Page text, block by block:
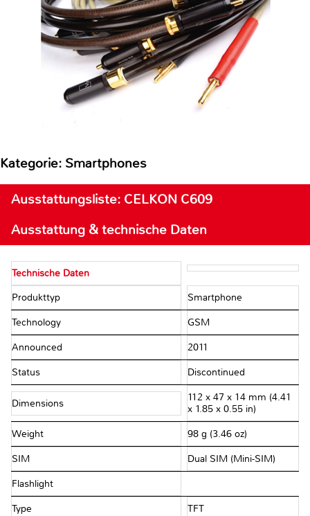
Kategorie: Smartphones
Ausstattungsliste: CELKON C609
Ausstattung & technische Daten
Technische Daten
Produkttyp Smartphone
Technology GSM
Announced 2011
Status Discontinued
Dimensions
112 x 47 x 14 mm (4.41
x 1.85 x 0.55 in)
Weight 98 g (3.46 oz)
SIM Dual SIM (Mini-SIM)
Flashlight
Type TFT